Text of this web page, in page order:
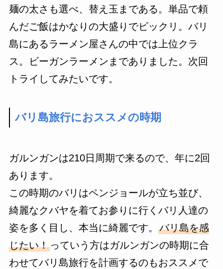
麺の太さも選べ、替え玉まである。単品で頼
んだご飯はかなりの大盛りでビックリ。バリ
島にあるラーメン屋さんの中では上位クラ
ス。ビーガンラーメンまでありました。次回
トライしてみたいです。
バリ島旅行におススメの時期
ガルンガンは210日周期で来るので、年に2回
あります。
この時期のバリはペンジョールが立ち並び、
綺麗なクバヤを着てお参りに行くバリ人達の
姿を多く目し、本当に綺麗です。 バリ島を感
じたい！っていう方はガルンガンの時期に合
わせてバリ島旅行を計画するのもおススメで